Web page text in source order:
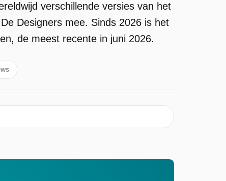
verschillende versies van het
Designers mee. Sinds 2026 is het
de meest recente in juni 2026.